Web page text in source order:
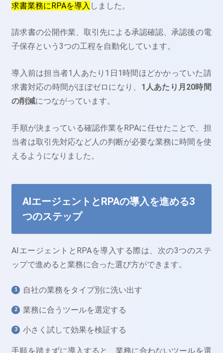
求書業務にRPAを導入 しました。
請求書の公開作業、取引先による承認確認、承認後の電
子保存という3つの工程を自動化しています。
導入前は担当者1人あたり1日1時間ほどかかっていた請
求書対応の時間がほぼゼロになり、 1人あたり月20時間
の削減につながっています。
手順が決まっている確認作業をRPAに任せたことで、担
当者は取引先対応など人の判断が必要な業務に時間を使
えるようになりました。
AIエージェントとRPAの導入を進める3
つのステップ
AIエージェントとRPAを導入する際は、次の3つのステ
ップで進めると業務に合った選び方ができます。
自社の業務をタイプ別に洗い出す
業務に合うツールを選定する
小さく試して効果を検証する
手順を踏まずに導入すると、業務に合わないツールを選